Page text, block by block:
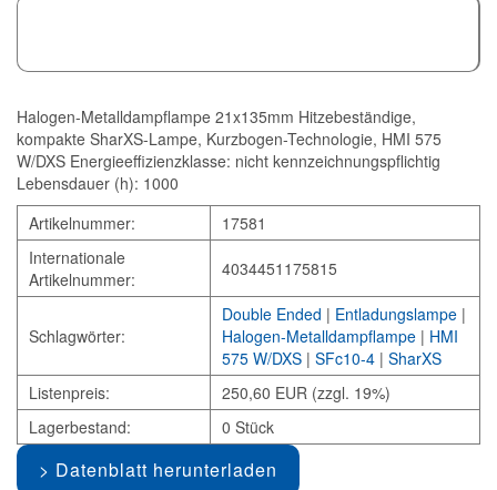
Halogen-Metalldampflampe 21x135mm Hitzebeständige,
kompakte SharXS-Lampe, Kurzbogen-Technologie, HMI 575
W/DXS Energieeffizienzklasse: nicht kennzeichnungspflichtig
Lebensdauer (h): 1000
Artikelnummer:
17581
Internationale
Artikelnummer:
4034451175815
Schlagwörter:
Double Ended | Entladungslampe |
Halogen-Metalldampflampe | HMI
575 W/DXS | SFc10-4 | SharXS
Listenpreis:
250,60 EUR (zzgl. 19%)
Lagerbestand:
0 Stück
Datenblatt herunterladen